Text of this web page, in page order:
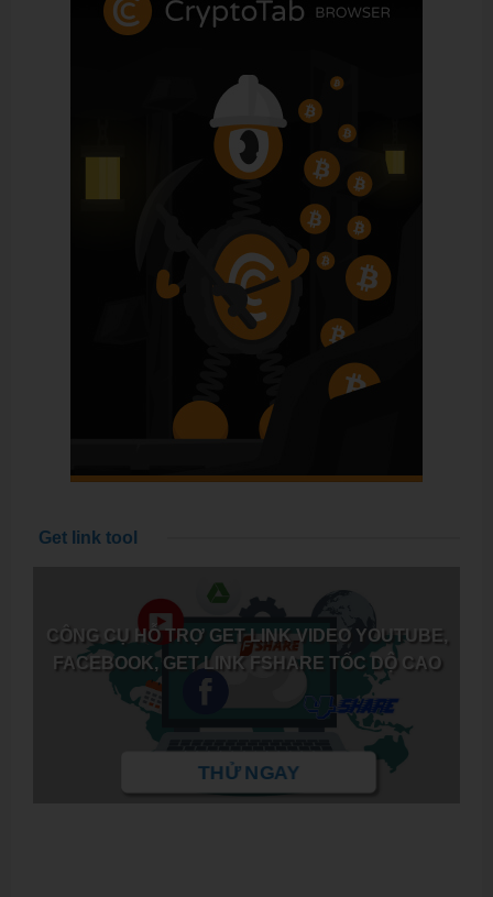
Get link tool
CÔNG CỤ HỖ TRỢ GET LINK VIDEO YOUTUBE,
FACEBOOK, GET LINK FSHARE TỐC DỘ CAO
THỬ NGAY